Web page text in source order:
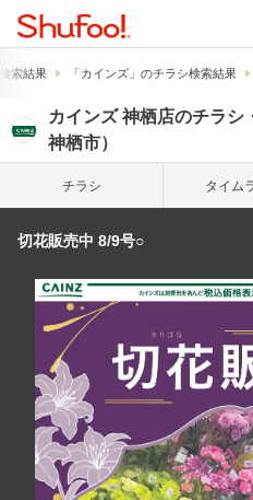
索結果 「カインズ」のチラシ検索結果
カインズ 神栖店のチラシ
神栖市）
チラシ タイム
切花販売中 8/9号○